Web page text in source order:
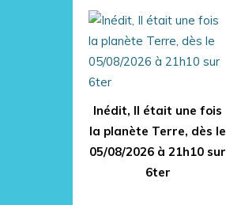
Inédit, Il était une fois
la planète Terre, dès le
05/08/2026 à 21h10 sur
6ter